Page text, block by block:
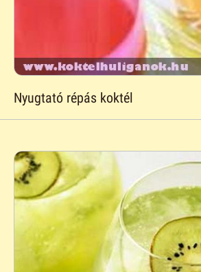
Nyugtató répás koktél